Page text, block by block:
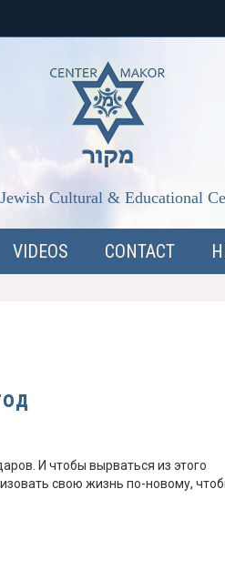
Cultural & Educational
VIDEOS CONTACT
И чтобы вырваться из этого
свою жизнь по-новому,